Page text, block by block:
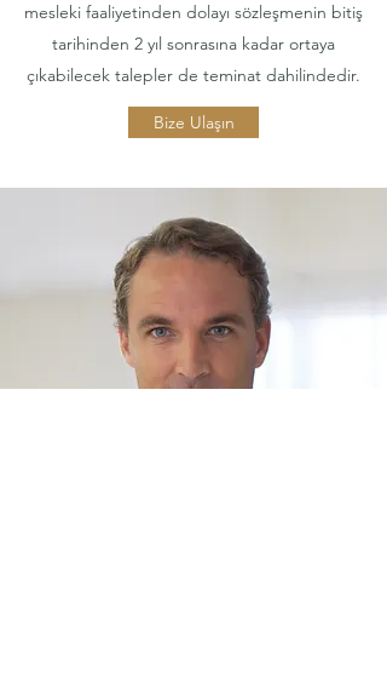
mesleki faaliyetinden dolayı sözleşmenin bitiş
tarihinden 2 yıl sonrasına kadar ortaya
çıkabilecek talepler de teminat dahilindedir.
Bize Ulaşın